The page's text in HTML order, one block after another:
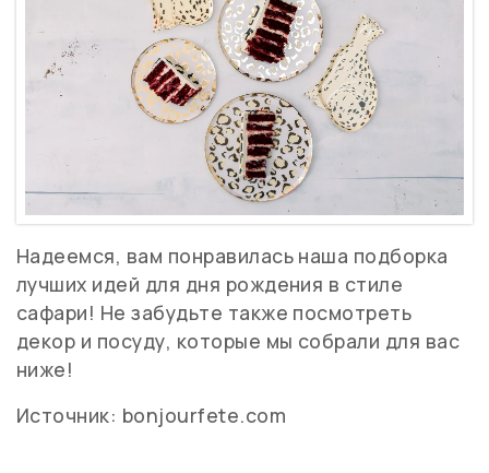
Надеемся, вам понравилась наша подборка
лучших идей для дня рождения в стиле
сафари! Не забудьте также посмотреть
декор и посуду, которые мы собрали для вас
ниже!
Источник: bonjourfete.com